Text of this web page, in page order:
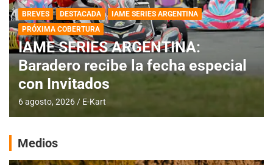
DESTACADA IAME SERIES ARGENTINA
IAME SERIES ARGENTINA:
Horarios para la fecha con
Invitados
4 agosto, 2026 E-Kart
Medios